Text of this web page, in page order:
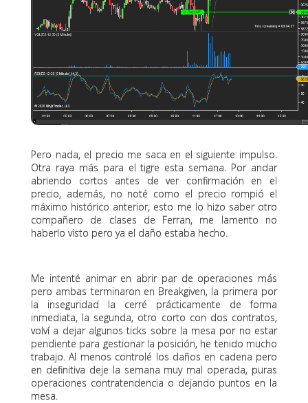
Pero nada, el precio me saca en el siguiente impulso.
Otra raya más para el tigre esta semana. Por andar
abriendo cortos antes de ver confirmación en el
precio, además, no noté como el precio rompió el
máximo histórico anterior, esto me lo hizo saber otro
compañero de clases de Ferran, me lamento no
haberlo visto pero ya el daño estaba hecho.
Me intenté animar en abrir par de operaciones más
pero ambas terminaron en Breakgiven, la primera por
la inseguridad la cerré prácticamente de forma
inmediata, la segunda, otro corto con dos contratos,
volví a dejar algunos ticks sobre la mesa por no estar
pendiente para gestionar la posición, he tenido mucho
trabajo. Al menos controlé los daños en cadena pero
en definitiva deje la semana muy mal operada, puras
operaciones contratendencia o dejando puntos en la
mesa.